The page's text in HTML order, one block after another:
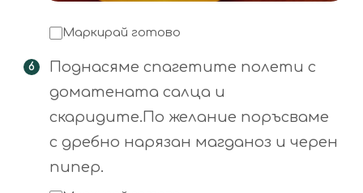
Маркирай готово
Поднасяме спагетите полети с
доматената салца и
скаридите.По желание поръсваме
с дребно нарязан магданоз и черен
пипер.